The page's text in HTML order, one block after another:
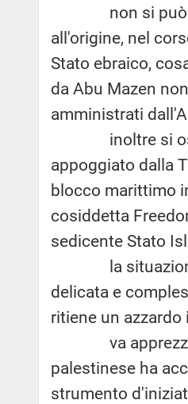
non si può
all'origine, nel
Stato ebraico,
da Abu Mazen
amministrati
inoltre si
appoggiato dalla
blocco marittimo
cosiddetta
sedicente Stato
la situazione
delicata e
ritiene un
va apprezzato,
palestinese ha
strumento